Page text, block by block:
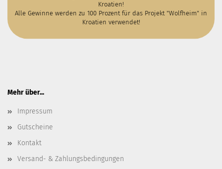
Kroatien!
Alle Gewinne werden zu 100 Prozent für das Projekt "Wolfheim" in
Kroatien verwendet!
Mehr über...
Impressum
Gutscheine
Kontakt
Versand- & Zahlungsbedingungen